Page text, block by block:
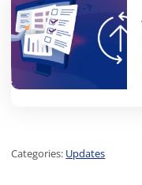
Categories: Updates